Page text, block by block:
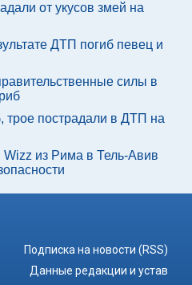
от укусов змей на
ДТП погиб певец и
силы в
трое пострадали в ДТП на
из Рима в Тель-Авив
Подписка на новости (RSS)
Данные редакции и устав